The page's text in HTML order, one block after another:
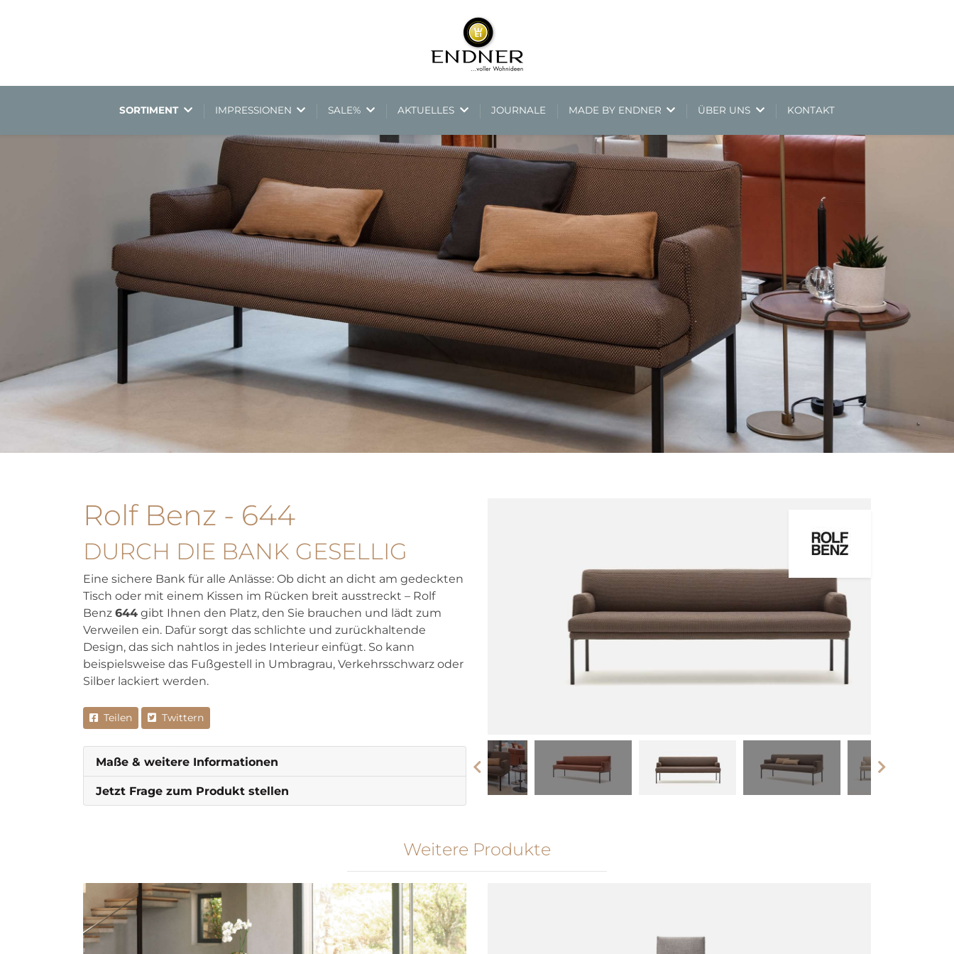
SORTIMENT IMPRESSIONEN SALE% AKTUELLES JOURNALE MADE BY ENDNER ÜBER UNS KONTAKT
Rolf Benz - 644
DURCH DIE BANK GESELLIG
Eine sichere Bank für alle Anlässe: Ob dicht an dicht am gedeckten
Tisch oder mit einem Kissen im Rücken breit ausstreckt – Rolf
Benz 644 gibt Ihnen den Platz, den Sie brauchen und lädt zum
Verweilen ein. Dafür sorgt das schlichte und zurückhaltende
Design, das sich nahtlos in jedes Interieur einfügt. So kann
beispielsweise das Fußgestell in Umbragrau, Verkehrsschwarz oder
Silber lackiert werden.
Teilen Twittern
Maße & weitere Informationen
Jetzt Frage zum Produkt stellen
Weitere Produkte